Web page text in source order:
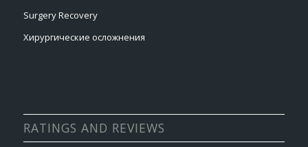
Surgery Recovery
Хирургические осложнения
RATINGS AND REVIEWS